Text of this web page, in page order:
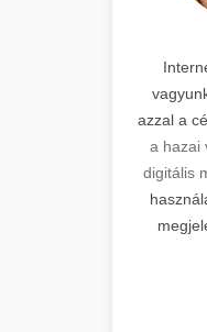
azzal a
a hazai
digitális